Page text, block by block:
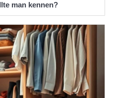
man kennen?